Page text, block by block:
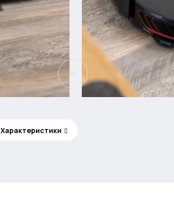
Характеристики